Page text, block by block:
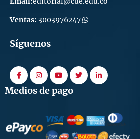
Ventas: 3003976247
Síguenos
facebookinstagram
youtubetwitterlinkedin
Medios de pago